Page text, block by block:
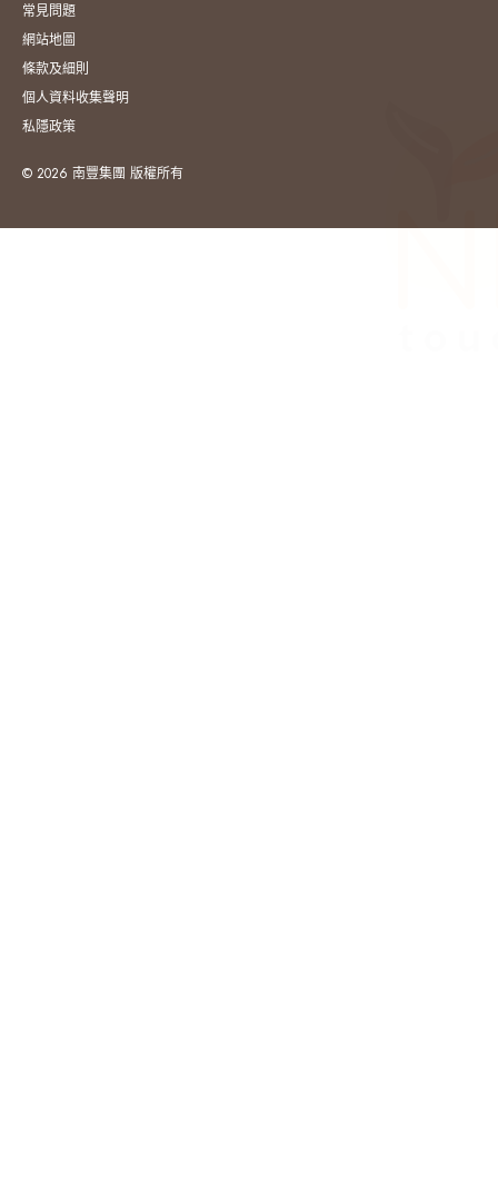
常見問題
網站地圖
條款及細則
個人資料收集聲明
私隱政策
© 2026 南豐集團 版權所有